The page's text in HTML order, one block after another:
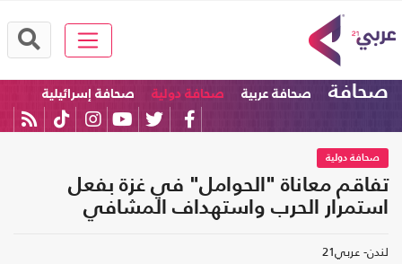
صحافة صحافة عربية صحافة دولية صحافة إسرائيلية
صحافة دولية
تفاقم معاناة "الحوامل" في غزة بفعل
استمرار الحرب واستهداف المشافي
لندن- عربي21